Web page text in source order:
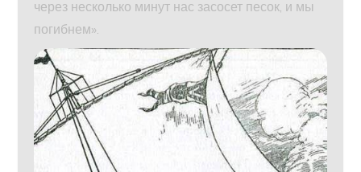
через несколько минут нас засосет песок, и мы
погибнем».